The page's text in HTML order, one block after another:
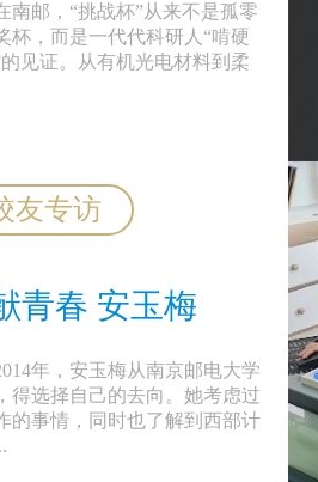
邮，“挑战杯”从来不是孤零
杯，而是一代代科研人“啃硬
见证。从有机光电材料到柔
友专访
青春 安玉梅
年，安玉梅从南京邮电大学
得选择自己的去向。她考虑过
的事情，同时也了解到西部计